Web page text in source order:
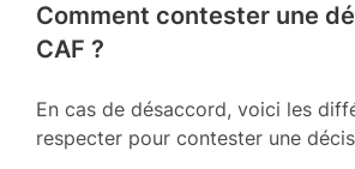
Comment contester une
CAF ?
En cas de désaccord, voici les
respecter pour contester une